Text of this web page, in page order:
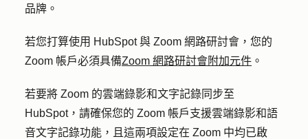
品牌。
若您打算使用 HubSpot 與 Zoom 網路研討會，您的
Zoom 帳戶必須具備Zoom 網路研討會附加元件 。
若要將 Zoom 的雲端錄影和文字記錄同步至
HubSpot，請確保您的 Zoom 帳戶支援雲端錄影和語
音文字記錄功能，且這兩項設定在 Zoom 中均已啟